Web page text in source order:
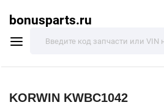
bonusparts.ru
KORWIN KWBC1042